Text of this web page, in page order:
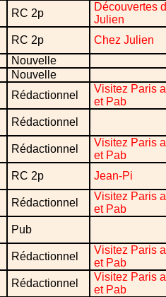
RC 2p
Découvertes
Julien
RC 2p
Chez Julien
Nouvelle
Nouvelle
Rédactionnel
Visitez Paris
et Pab
Rédactionnel
Rédactionnel
Visitez Paris
et Pab
RC 2p Jean-Pi
Rédactionnel
Visitez Paris
et Pab
Pub
Rédactionnel
Visitez Paris
et Pab
Rédactionnel
Visitez Paris
et Pab